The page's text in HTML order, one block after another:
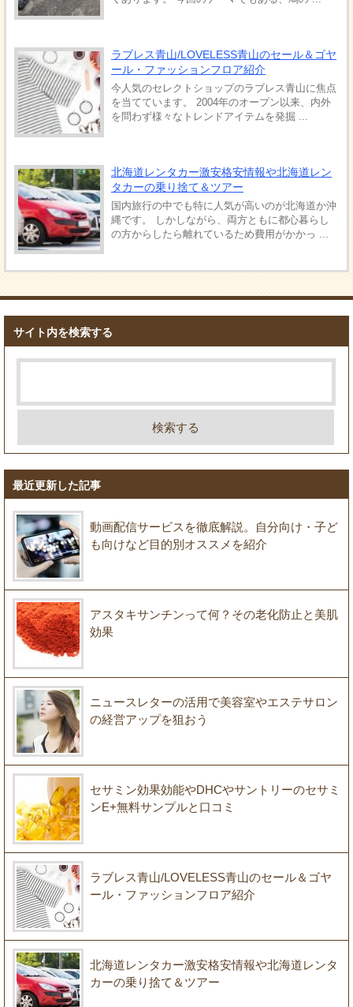
ラブレス青山/LOVELESS青山のセール＆ゴヤ
ール・ファッションフロア紹介
今人気のセレクトショップのラブレス青山に焦点
を当てています。 2004年のオープン以来、内外
を問わず様々なトレンドアイテムを発掘 ...
北海道レンタカー激安格安情報や北海道レン
タカーの乗り捨て＆ツアー
国内旅行の中でも特に人気が高いのが北海道か沖
縄です。 しかしながら、両方ともに都心暮らし
の方からしたら離れているため費用がかかっ ...
サイト内を検索する
最近更新した記事
動画配信サービスを徹底解説。自分向け・子ど
も向けなど目的別オススメを紹介
アスタキサンチンって何？その老化防止と美肌
効果
ニュースレターの活用で美容室やエステサロン
の経営アップを狙おう
セサミン効果効能やDHCやサントリーのセサミ
ンE+無料サンプルと口コミ
ラブレス青山/LOVELESS青山のセール＆ゴヤ
ール・ファッションフロア紹介
北海道レンタカー激安格安情報や北海道レンタ
カーの乗り捨て＆ツアー